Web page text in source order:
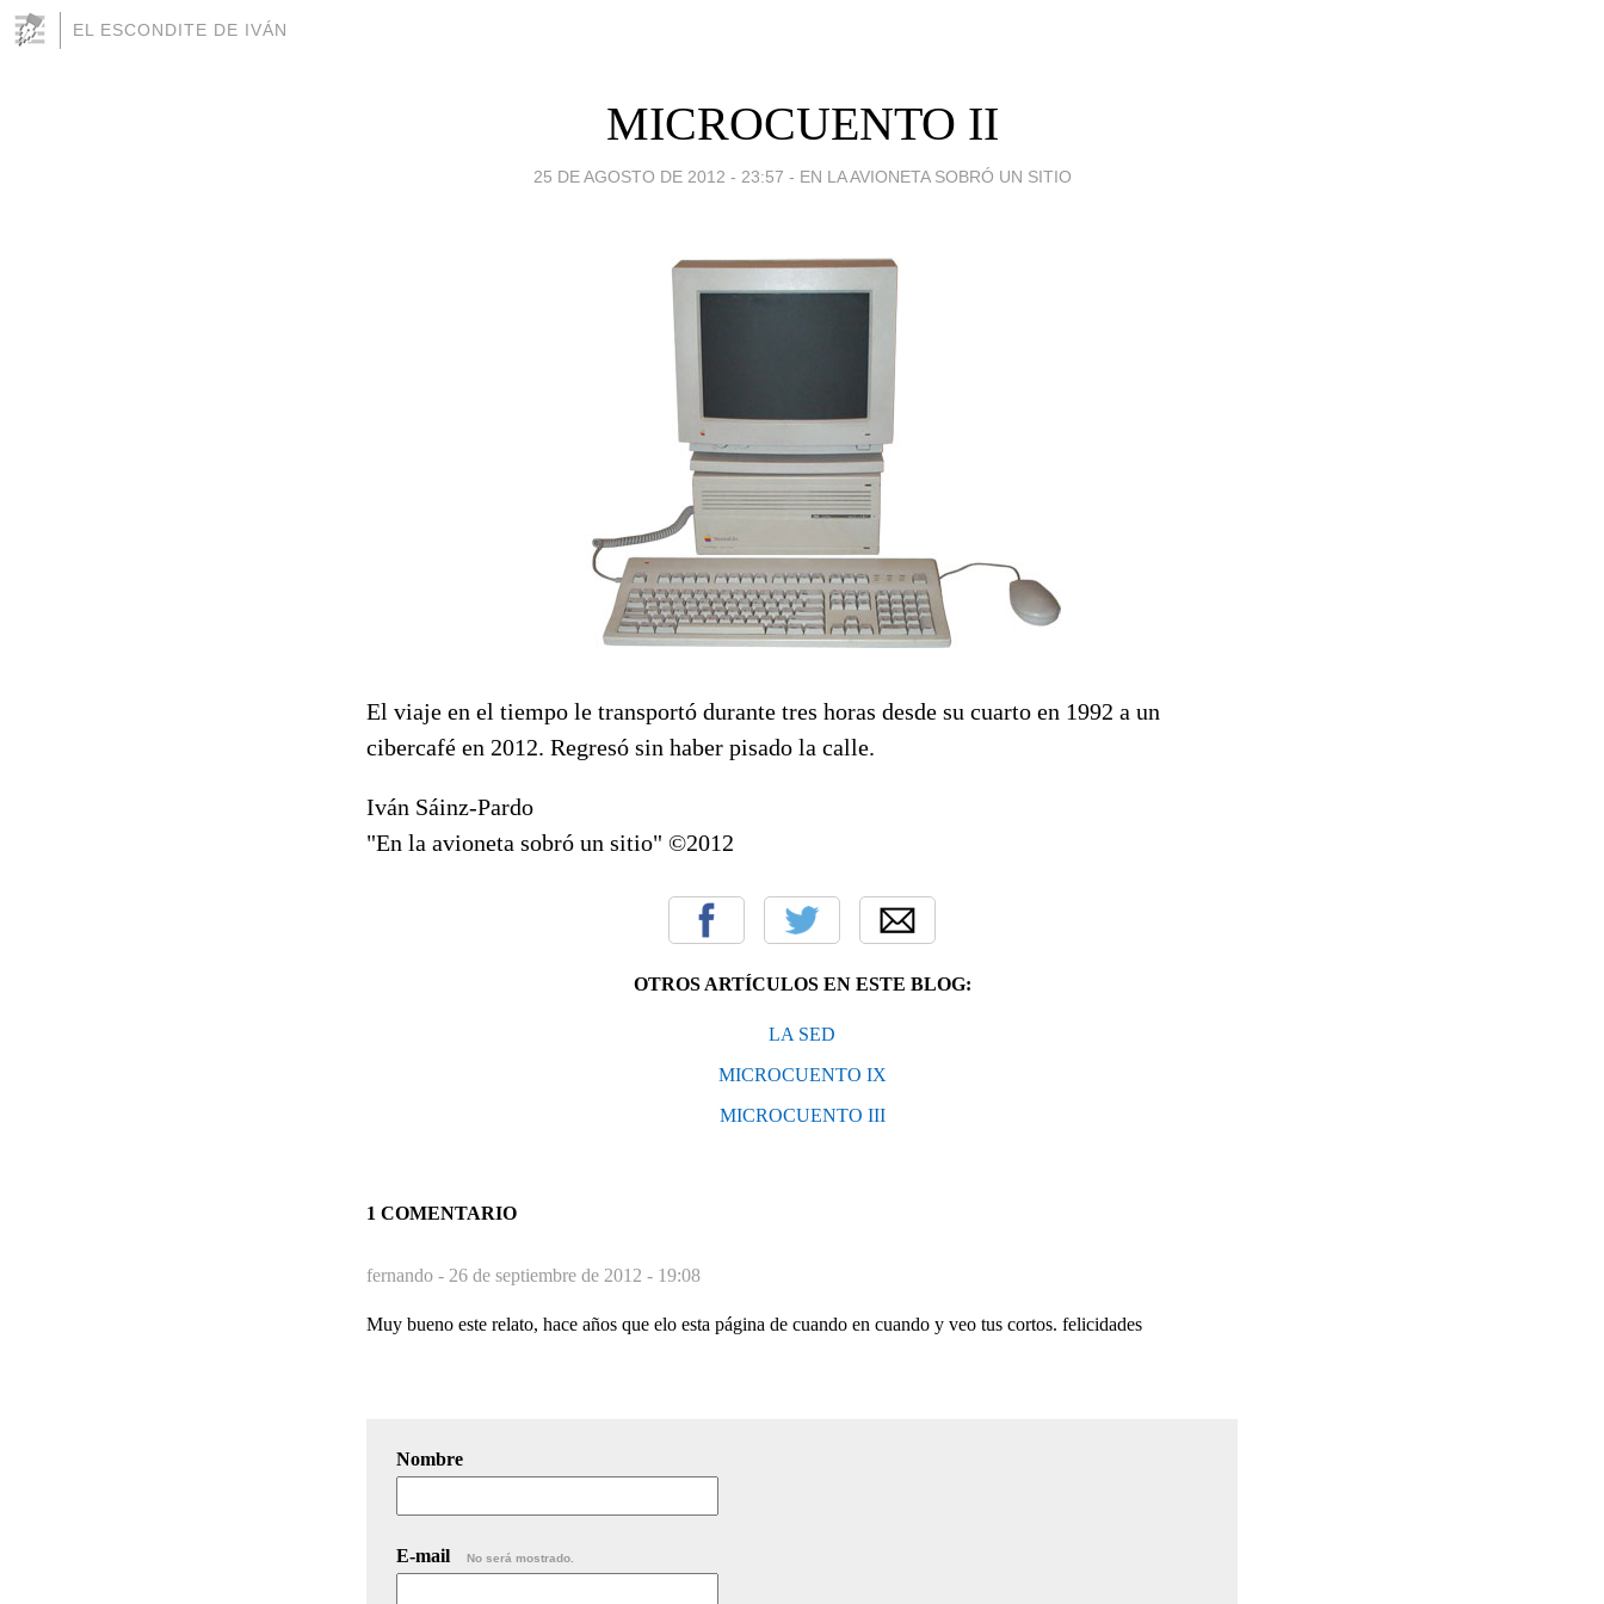
EL ESCONDITE DE IVÁN
MICROCUENTO II
25 DE AGOSTO DE 2012 - 23:57 - EN LA AVIONETA SOBRÓ UN SITIO
El viaje en el tiempo le transportó durante tres horas desde su cuarto en 1992 a un
cibercafé en 2012. Regresó sin haber pisado la calle.
Iván Sáinz-Pardo
"En la avioneta sobró un sitio" ©2012
OTROS ARTÍCULOS EN ESTE BLOG:
LA SED
MICROCUENTO IX
MICROCUENTO III
1 COMENTARIO
fernando - 26 de septiembre de 2012 - 19:08
Muy bueno este relato, hace años que elo esta página de cuando en cuando y veo tus cortos. felicidades
Nombre
E-mail No será mostrado.